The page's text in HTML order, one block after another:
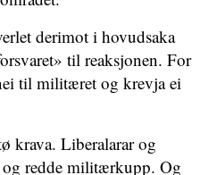
derimot i hovudsaka
til reaksjonen. For
til militæret og krevja ei
krava. Liberalarar og
og redde militærkupp. Og